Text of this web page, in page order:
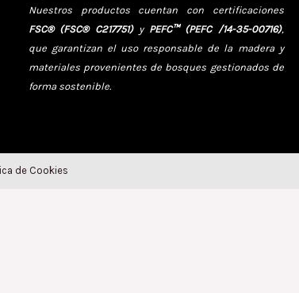
Nuestros productos cuentan con certificaciones
FSC® (FSC® C217751)y PEFC™ (PEFC /14-35-00716),
que garantizan el uso responsable de la madera y
materiales provenientes de bosques gestionados de
forma sostenible.
de Cookies